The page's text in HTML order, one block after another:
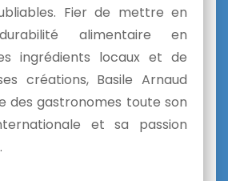
Fier de mettre en
alimentaire en
ingrédients locaux et de
créations, Basile Arnaud
des gastronomes toute son
et sa passion